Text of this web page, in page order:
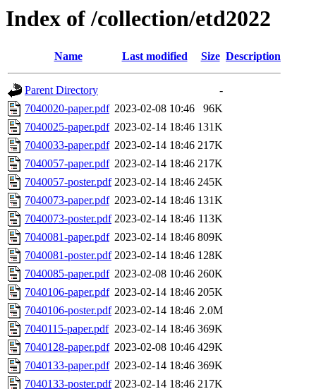
Index of /collection/etd2022
Name Last modified Size Description
Parent Directory
-
7040020-paper.pdf 2023-02-08 10:46
96K
7040025-paper.pdf 2023-02-14 18:46 131K
7040033-paper.pdf 2023-02-14 18:46 217K
7040057-paper.pdf 2023-02-14 18:46 217K
7040057-poster.pdf 2023-02-14 18:46 245K
7040073-paper.pdf 2023-02-14 18:46 131K
7040073-poster.pdf 2023-02-14 18:46 113K
7040081-paper.pdf 2023-02-14 18:46 809K
7040081-poster.pdf 2023-02-14 18:46 128K
7040085-paper.pdf 2023-02-08 10:46 260K
7040106-paper.pdf 2023-02-14 18:46 205K
7040106-poster.pdf 2023-02-14 18:46 2.0M
7040115-paper.pdf 2023-02-14 18:46 369K
7040128-paper.pdf 2023-02-08 10:46 429K
7040133-paper.pdf 2023-02-14 18:46 369K
7040133-poster.pdf 2023-02-14 18:46 217K